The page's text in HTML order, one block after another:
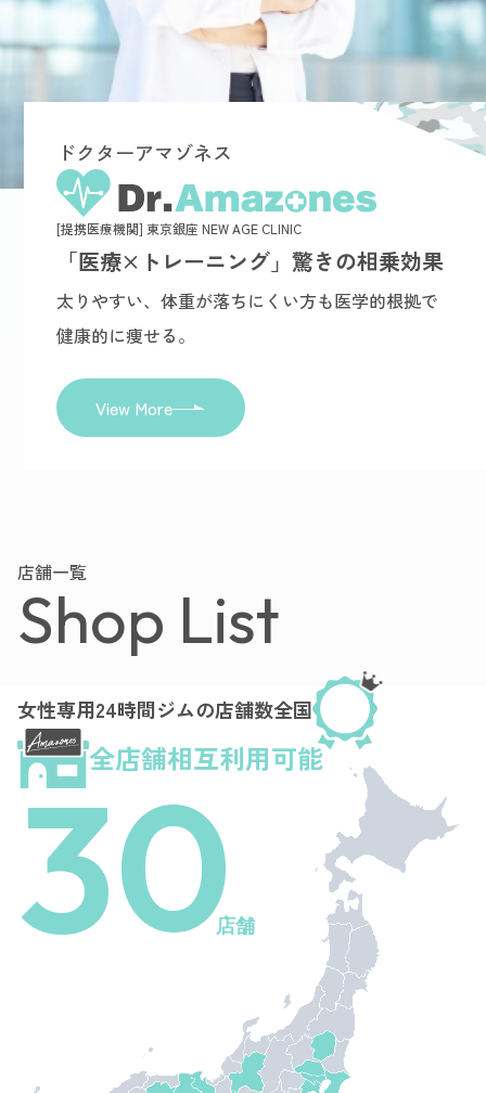
ドクターアマゾネス
[提携医療機関] 東京銀座 NEW AGE CLINIC
「医療×トレーニング」驚きの相乗効果
太りやすい、体重が落ちにくい方も医学的根拠で
健康的に痩せる。
View More
店舗一覧
Shop List
全店舗相互利用可能
女性専用24時間ジムの店舗数全国
30店舗